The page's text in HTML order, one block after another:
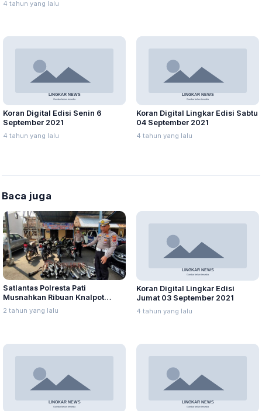
4 tahun yang lalu
Koran Digital Edisi Senin 6
September 2021
4 tahun yang lalu
Koran Digital Lingkar Edisi Sabtu
04 September 2021
4 tahun yang lalu
Baca juga
Satlantas Polresta Pati
Musnahkan Ribuan Knalpot
Brong
2 tahun yang lalu
Koran Digital Lingkar Edisi
Jumat 03 September 2021
4 tahun yang lalu